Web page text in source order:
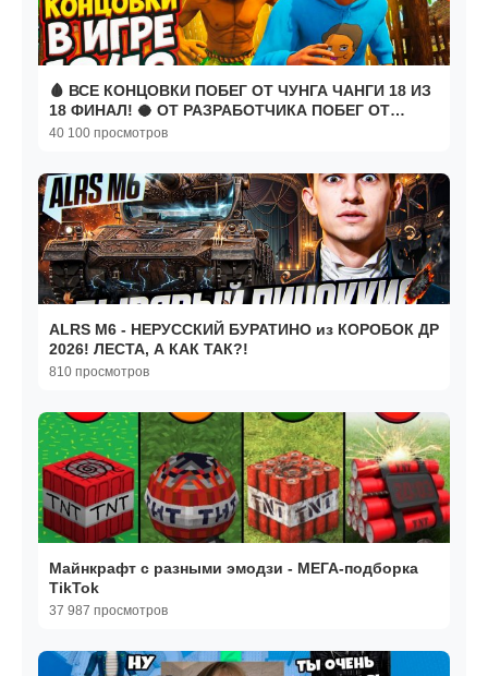
🩸 ВСЕ КОНЦОВКИ ПОБЕГ ОТ ЧУНГА ЧАНГИ 18 ИЗ
18 ФИНАЛ! 🥥 ОТ РАЗРАБОТЧИКА ПОБЕГ ОТ
БЛОГЕРА
40 100 просмотров
ALRS M6 - НЕРУССКИЙ БУРАТИНО из КОРОБОК ДР
2026! ЛЕСТА, А КАК ТАК?!
810 просмотров
Майнкрафт с разными эмодзи - МЕГА-подборка
TikTok
37 987 просмотров